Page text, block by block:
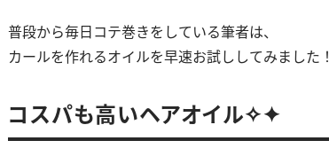
普段から毎日コテ巻きをしている筆者は、
カールを作れるオイルを早速お試ししてみました！
コスパも高いヘアオイル✧✦